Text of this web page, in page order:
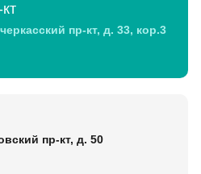
пр-кт, д. 33, кор.3
пр-кт, д. 50